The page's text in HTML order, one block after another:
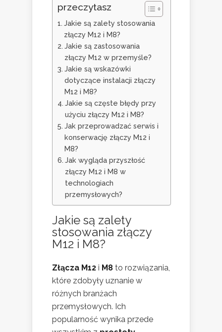
przeczytasz
Jakie są zalety stosowania
złączy M12 i M8?
Jakie są zastosowania
złączy M12 w przemyśle?
Jakie są wskazówki
dotyczące instalacji złączy
M12 i M8?
Jakie są częste błędy przy
użyciu złączy M12 i M8?
Jak przeprowadzać serwis i
konserwację złączy M12 i
M8?
Jak wygląda przyszłość
złączy M12 i M8 w
technologiach
przemysłowych?
Jakie są zalety
stosowania złączy
M12 i M8?
Złącza M12 i M8 to rozwiązania,
które zdobyły uznanie w
różnych branżach
przemysłowych. Ich
popularność wynika przede